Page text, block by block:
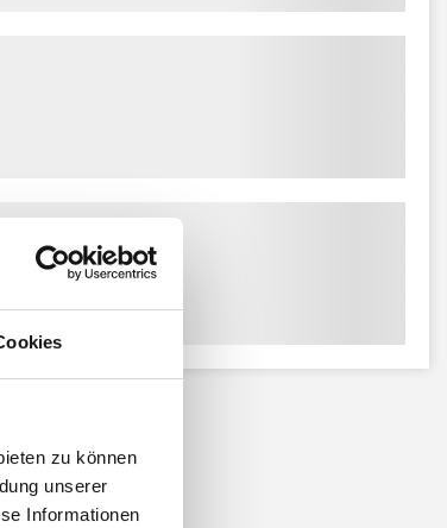
zu können
unserer
Informationen